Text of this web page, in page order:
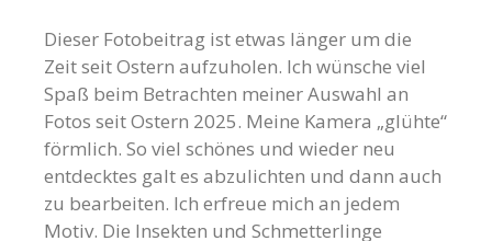
Dieser Fotobeitrag ist etwas länger um die
Zeit seit Ostern aufzuholen. Ich wünsche viel
Spaß beim Betrachten meiner Auswahl an
Fotos seit Ostern 2025. Meine Kamera „glühte“
förmlich. So viel schönes und wieder neu
entdecktes galt es abzulichten und dann auch
zu bearbeiten. Ich erfreue mich an jedem
Motiv. Die Insekten und Schmetterlinge